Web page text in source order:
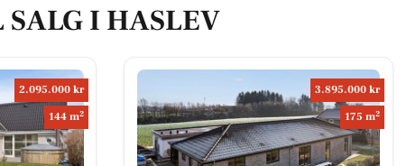
I HASLEV
2.095.000 kr
144 m2
3.895.000 kr
175 m2